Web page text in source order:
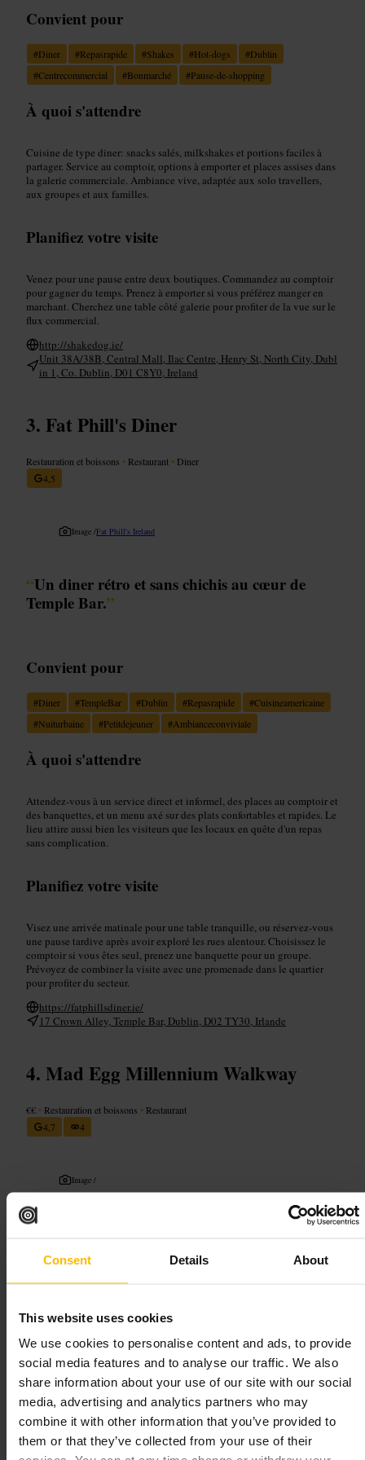
Consent Details About
This website uses cookies
We use cookies to personalise content and ads, to provide
social media features and to analyse our traffic. We also
share information about your use of our site with our social
media, advertising and analytics partners who may
combine it with other information that you’ve provided to
them or that they’ve collected from your use of their
Convient pour
#Diner #Repasrapide #Shakes #Hot-dogs #Dublin
#Centrecommercial #Bonmarché #Pause-de-shopping
À quoi s'attendre
Cuisine de type diner: snacks salés, milkshakes et portions faciles à
partager. Service au comptoir, options à emporter et places assises dans
la galerie commerciale. Ambiance vive, adaptée aux solo travellers,
aux groupes et aux familles.
Planifiez votre visite
Venez pour une pause entre deux boutiques. Commandez au comptoir
pour gagner du temps. Prenez à emporter si vous préférez manger en
marchant. Cherchez une table côté galerie pour profiter de la vue sur le
flux commercial.
http://shakedog.ie/
Unit 38A/38B, Central Mall, Ilac Centre, Henry St, North City, Dubl
in 1, Co. Dublin, D01 C8Y0, Ireland
Fat Phill's Diner
Restauration et boissons • Restaurant • Diner
4,5
Image /Fat Phill's Ireland
“Un diner rétro et sans chichis au cœur de
Temple Bar.”
Convient pour
#Diner #TempleBar #Dublin #Repasrapide #Cuisineamericaine
#Nuiturbaine #Petitdejeuner #Ambianceconviviale
À quoi s'attendre
Attendez-vous à un service direct et informel, des places au comptoir et
des banquettes, et un menu axé sur des plats confortables et rapides. Le
lieu attire aussi bien les visiteurs que les locaux en quête d'un repas
sans complication.
Planifiez votre visite
Visez une arrivée matinale pour une table tranquille, ou réservez-vous
une pause tardive après avoir exploré les rues alentour. Choisissez le
comptoir si vous êtes seul, prenez une banquette pour un groupe.
Prévoyez de combiner la visite avec une promenade dans le quartier
pour profiter du secteur.
https://fatphillsdiner.ie/
17 Crown Alley, Temple Bar, Dublin, D02 TY30, Irlande
Mad Egg Millennium Walkway
€€ • Restauration et boissons • Restaurant
4,7
4
Image /
“ Burgers soignés, ambiance décontractée
À quoi s'attendre
Un menu centré sur des burgers créatifs et des classiques de brunch.
Plats généreux, présentation nette. Ambiance détendue, salle adaptée